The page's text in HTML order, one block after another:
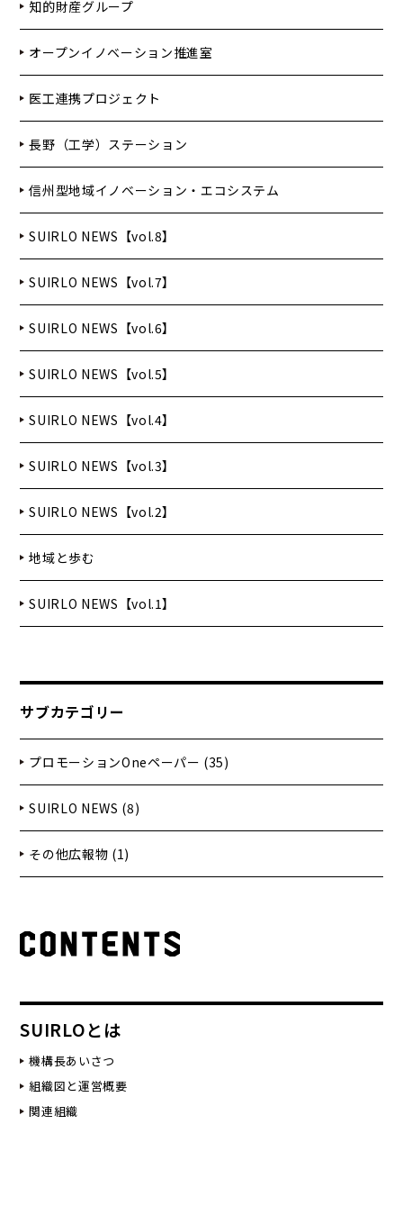
知的財産グループ
オープンイノベーション推進室
医工連携プロジェクト
長野（工学）ステーション
信州型地域イノベーション・エコシステム
SUIRLO NEWS【vol.8】
SUIRLO NEWS【vol.7】
SUIRLO NEWS【vol.6】
SUIRLO NEWS【vol.5】
SUIRLO NEWS【vol.4】
SUIRLO NEWS【vol.3】
SUIRLO NEWS【vol.2】
地域と歩む
SUIRLO NEWS【vol.1】
サブカテゴリー
プロモーションOneペーパー (35)
SUIRLO NEWS (8)
その他広報物 (1)
SUIRLOとは
機構長あいさつ
組織図と運営概要
関連組織